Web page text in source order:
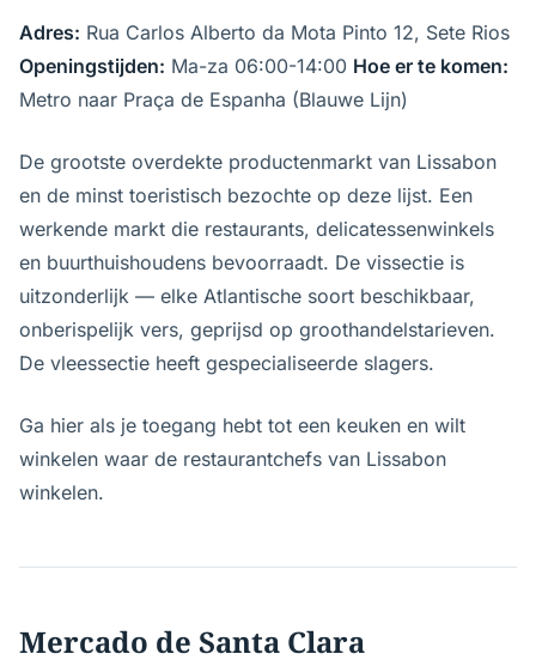
Adres: Rua Carlos Alberto da Mota Pinto 12, Sete Rios
Openingstijden: Ma-za 06:00-14:00 Hoe er te komen:
Metro naar Praça de Espanha (Blauwe Lijn)
De grootste overdekte productenmarkt van Lissabon
en de minst toeristisch bezochte op deze lijst. Een
werkende markt die restaurants, delicatessenwinkels
en buurthuishoudens bevoorraadt. De vissectie is
uitzonderlijk — elke Atlantische soort beschikbaar,
onberispelijk vers, geprijsd op groothandelstarieven.
De vleessectie heeft gespecialiseerde slagers.
Ga hier als je toegang hebt tot een keuken en wilt
winkelen waar de restaurantchefs van Lissabon
winkelen.
Mercado de Santa Clara